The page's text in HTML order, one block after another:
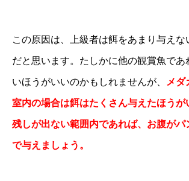
この原因は、上級者は餌をあまり与えな
だと思います。たしかに他の観賞魚であ
いほうがいいのかもしれませんが、 メダ
室内の場合は餌はたくさん与えたほうが
残しが出ない範囲内であれば、お腹がパ
で与えましょう。